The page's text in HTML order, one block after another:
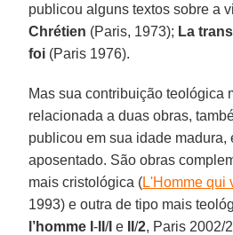
publicou alguns textos sobre a
Chrétien (Paris, 1973); La
foi (Paris 1976).
Mas sua contribuição teológica
relacionada a duas obras,
publicou em sua idade madura,
aposentado. São obras
mais cristológica (L'Homme qui
1993) e outra de tipo mais
l’homme I- II/I e II/2, Paris 2002/